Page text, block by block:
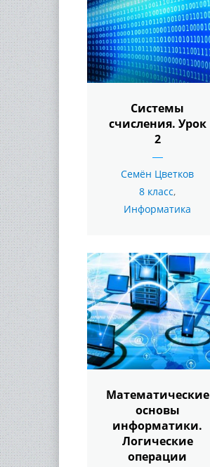
Системы
счисления. Урок
2
Семён Цветков
8 класс,
Информатика
Математические
основы
информатики.
Логические
операции